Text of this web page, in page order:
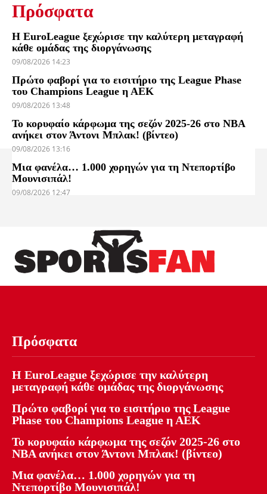
Πρόσφατα
Η EuroLeague ξεχώρισε την καλύτερη μεταγραφή
κάθε ομάδας της διοργάνωσης
09/08/2026 14:23
Πρώτο φαβορί για το εισιτήριο της League Phase
του Champions League η ΑΕΚ
09/08/2026 13:48
Το κορυφαίο κάρφωμα της σεζόν 2025-26 στο NBA
ανήκει στον Άντονι Μπλακ! (βίντεο)
09/08/2026 13:16
Μια φανέλα… 1.000 χορηγών για τη Ντεπορτίβο
Μουνισιπάλ!
09/08/2026 12:47
Πρόσφατα
Η EuroLeague ξεχώρισε την καλύτερη
μεταγραφή κάθε ομάδας της διοργάνωσης
Πρώτο φαβορί για το εισιτήριο της League
Phase του Champions League η ΑΕΚ
Το κορυφαίο κάρφωμα της σεζόν 2025-26 στο
NBA ανήκει στον Άντονι Μπλακ! (βίντεο)
Μια φανέλα… 1.000 χορηγών για τη
Ντεπορτίβο Μουνισιπάλ!